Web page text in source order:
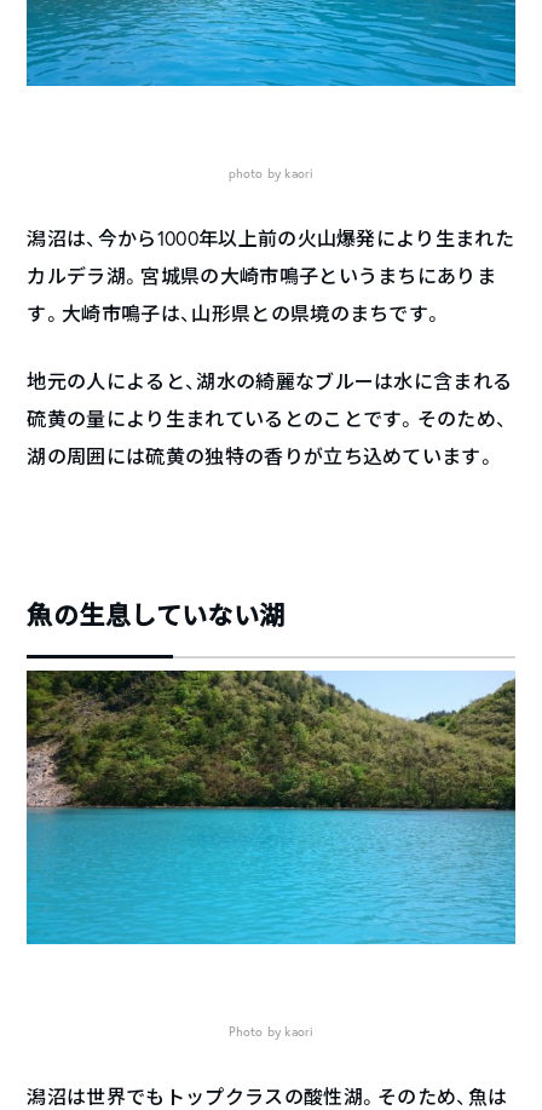
photo by kaori
潟沼は、今から1000年以上前の火山爆発により生まれた
カルデラ湖。宮城県の大崎市鳴子というまちにありま
す。大崎市鳴子は、山形県との県境のまちです。
地元の人によると、湖水の綺麗なブルーは水に含まれる
硫黄の量により生まれているとのことです。そのため、
湖の周囲には硫黄の独特の香りが立ち込めています。
魚の生息していない湖
Photo by kaori
潟沼は世界でもトップクラスの酸性湖。そのため、魚は